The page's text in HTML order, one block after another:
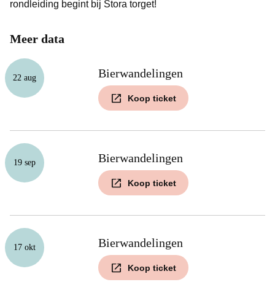
rondleiding begint bij Stora torget!
Meer data
22 aug Bierwandelingen
Koop ticket
19 sep Bierwandelingen
Koop ticket
17 okt Bierwandelingen
Koop ticket